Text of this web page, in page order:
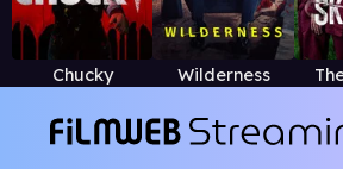
Chucky Wilderness